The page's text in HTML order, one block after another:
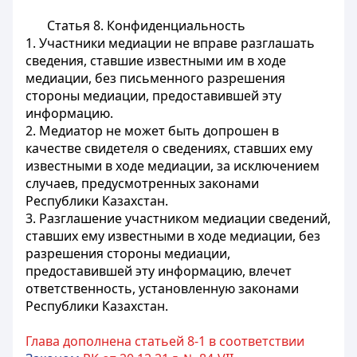
Статья 8. Конфиденциальность
1. Участники медиации не вправе разглашать
сведения, ставшие известными им в ходе
медиации, без письменного разрешения
стороны медиации, предоставившей эту
информацию.
2. Медиатор не может быть допрошен в
качестве свидетеля о сведениях, ставших ему
известными в ходе медиации, за исключением
случаев, предусмотренных законами
Республики Казахстан.
3. Разглашение участником медиации сведений,
ставших ему известными в ходе медиации, без
разрешения стороны медиации,
предоставившей эту информацию, влечет
ответственность, установленную законами
Республики Казахстан.
Глава дополнена статьей 8-1 в соответствии